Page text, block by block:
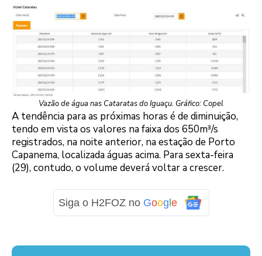
Vazão de água nas Cataratas do Iguaçu. Gráfico: Copel
A tendência para as próximas horas é de diminuição,
tendo em vista os valores na faixa dos 650m³/s
registrados, na noite anterior, na estação de Porto
Capanema, localizada águas acima. Para sexta-feira
(29), contudo, o volume deverá voltar a crescer.
Siga o H2FOZ no Goog e